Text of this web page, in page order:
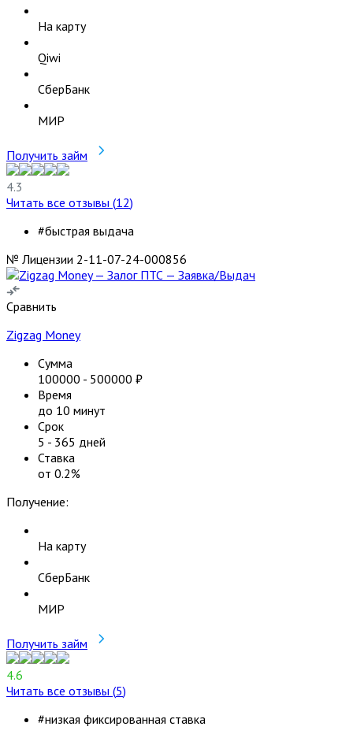
На карту
Qiwi
СберБанк
МИР
Получить займ
4.3
Читать все отзывы (12)
#быстрая выдача
№ Лицензии 2-11-07-24-000856
Сравнить
Zigzag Money
Сумма
100000 - 500000 ₽
Время
до 10 минут
Срок
5 - 365 дней
Ставка
от 0.2%
Получение:
На карту
СберБанк
МИР
Получить займ
4.6
Читать все отзывы (5)
#низкая фиксированная ставка